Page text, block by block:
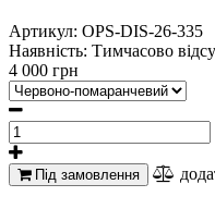
Артикул: OPS-DIS-26-335
Наявність: Тимчасово
4 000 грн
Під замовлення